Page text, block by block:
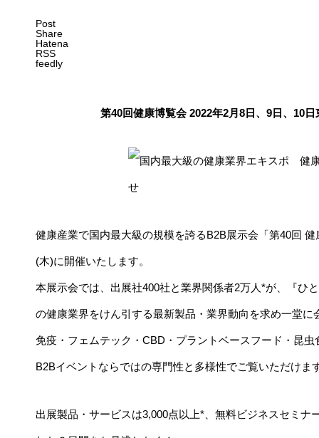
Post
Share
Hatena
RSS
feedly
第40回健康博覧会 2022年2月8日、9日、10
健康産業で国内最大級の規模を誇るB2B展示会「第40回
(木)に開催いたします。
本展示会では、出展社400社と業界関係者2万人*が、『ひ
の健康業界をけん引する最新製品・業界動向を求め一堂に
免疫・フェムテック・CBD・プラントベースフード・昆
B2Bイベントならではの専門性と多様性でご覧いただけま
出展製品・サービスは3,000点以上*、無料ビジネスセミナ